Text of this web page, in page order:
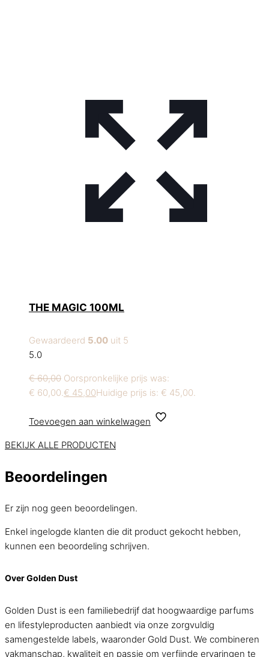
THE MAGIC 100ML
Gewaardeerd 5.00 uit 5
5.0
€60,00 Oorspronkelijke prijs was:
€ 60,00. € 45,00Huidige prijs is: € 45,00.
Toevoegen aan winkelwagen
BEKIJK ALLE PRODUCTEN
Beoordelingen
Er zijn nog geen beoordelingen.
Enkel ingelogde klanten die dit product gekocht hebben,
kunnen een beoordeling schrijven.
Over Golden Dust
Golden Dust is een familiebedrijf dat hoogwaardige parfums
en lifestyleproducten aanbiedt via onze zorgvuldig
samengestelde labels, waaronder Gold Dust. We combineren
vakmanschap, kwaliteit en passie om verfijnde ervaringen te